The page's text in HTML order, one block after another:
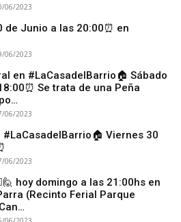
06/2023
de Junio a las 20:00⏰️ en
06/2023
en #LaCasadelBarrio🏠 Sábado
Se trata de una Peña
06/2023
#LaCasadelBarrio🏠 Viernes 30
06/2023
hoy domingo a las 21:00hs en
(Recinto Ferial Parque